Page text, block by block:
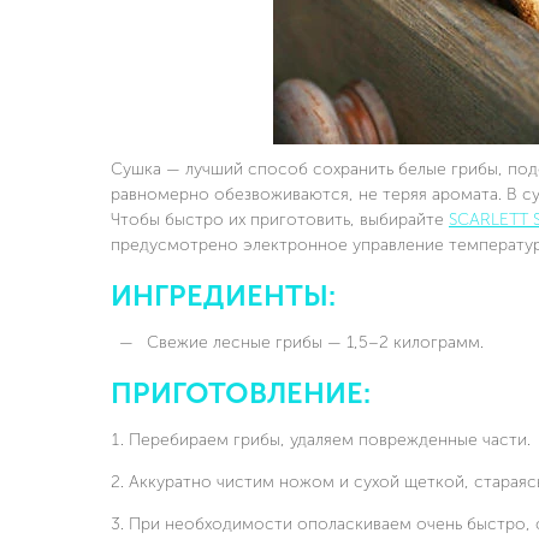
Сушка — лучший способ сохранить белые грибы,
равномерно обезвоживаются, не теряя аромата. В
Чтобы быстро их приготовить, выбирайте SCARLETT
предусмотрено электронное управление
ИНГРЕДИЕНТЫ:
Свежие лесные грибы — 1,5–2 килограмм.
ПРИГОТОВЛЕНИЕ:
Перебираем грибы, удаляем поврежденные части.
Аккуратно чистим ножом и сухой щеткой,
При необходимости ополаскиваем очень